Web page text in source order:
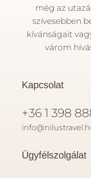
még az
szívesebben
kívánságait
várom
Kapcsolat
+36 1 398
Ügyfélszolgálat